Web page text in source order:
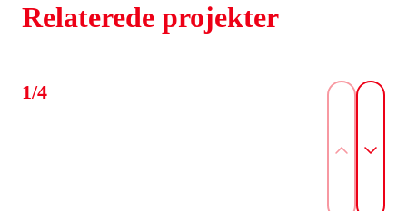
Relaterede projekter
1/4